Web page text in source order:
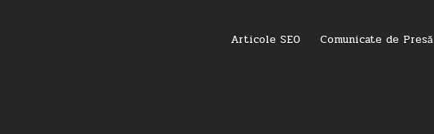
Articole SEO Comunicate de Presă